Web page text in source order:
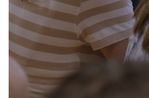
Servizi e accessibilità
Contatti
FAQ
Biglietti